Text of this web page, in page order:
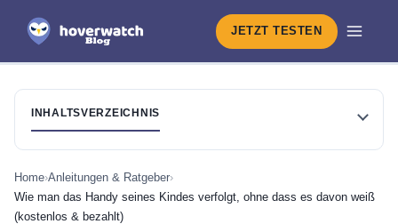
JETZT TESTEN
INHALTSVERZEICHNIS
Home›Anleitungen & Ratgeber›
Wie man das Handy seines Kindes verfolgt, ohne dass es davon weiß
(kostenlos & bezahlt)